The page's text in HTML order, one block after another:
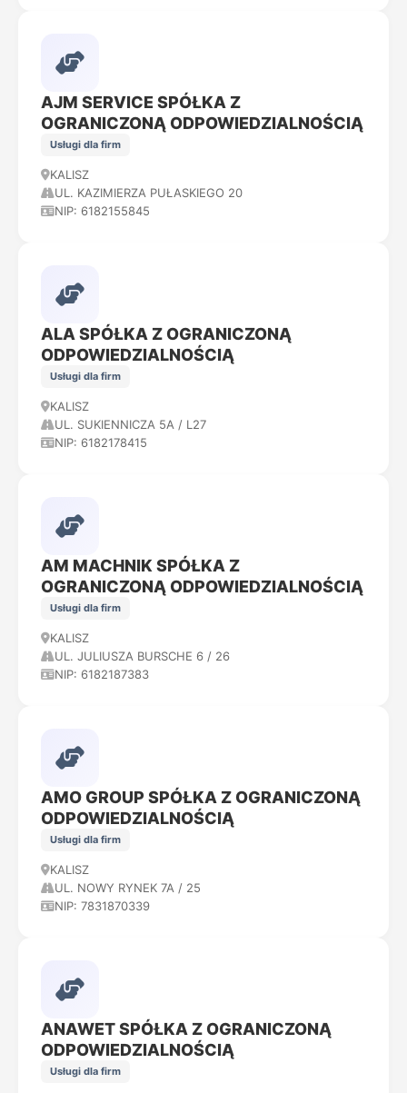
AJM SERVICE SPÓŁKA Z
OGRANICZONĄ ODPOWIEDZIALNOŚCIĄ
Usługi dla firm
KALISZ
UL. KAZIMIERZA PUŁASKIEGO 20
NIP: 6182155845
ALA SPÓŁKA Z OGRANICZONĄ
ODPOWIEDZIALNOŚCIĄ
Usługi dla firm
KALISZ
UL. SUKIENNICZA 5A / L27
NIP: 6182178415
AM MACHNIK SPÓŁKA Z
OGRANICZONĄ ODPOWIEDZIALNOŚCIĄ
Usługi dla firm
KALISZ
UL. JULIUSZA BURSCHE 6 / 26
NIP: 6182187383
AMO GROUP SPÓŁKA Z OGRANICZONĄ
ODPOWIEDZIALNOŚCIĄ
Usługi dla firm
KALISZ
UL. NOWY RYNEK 7A / 25
NIP: 7831870339
ANAWET SPÓŁKA Z OGRANICZONĄ
ODPOWIEDZIALNOŚCIĄ
Usługi dla firm